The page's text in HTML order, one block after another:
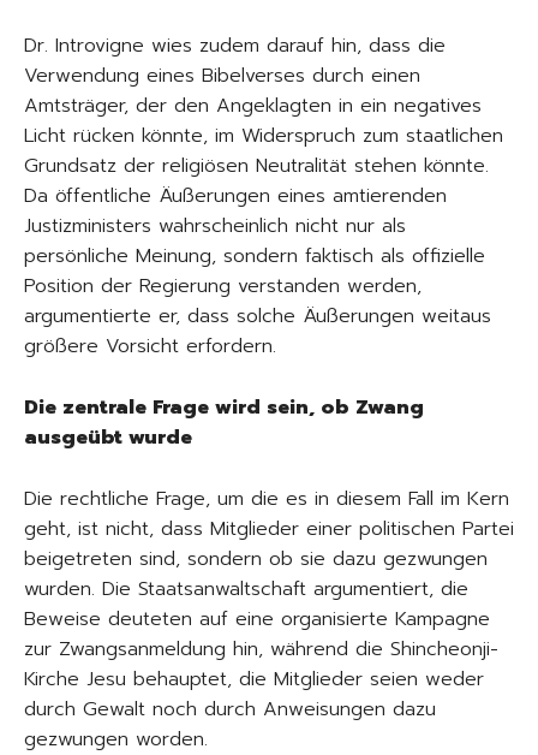
Dr. Introvigne wies zudem darauf hin, dass die
Verwendung eines Bibelverses durch einen
Amtsträger, der den Angeklagten in ein negatives
Licht rücken könnte, im Widerspruch zum staatlichen
Grundsatz der religiösen Neutralität stehen könnte.
Da öffentliche Äußerungen eines amtierenden
Justizministers wahrscheinlich nicht nur als
persönliche Meinung, sondern faktisch als offizielle
Position der Regierung verstanden werden,
argumentierte er, dass solche Äußerungen weitaus
größere Vorsicht erfordern.
Die zentrale Frage wird sein, ob Zwang
ausgeübt wurde
Die rechtliche Frage, um die es in diesem Fall im Kern
geht, ist nicht, dass Mitglieder einer politischen Partei
beigetreten sind, sondern ob sie dazu gezwungen
wurden. Die Staatsanwaltschaft argumentiert, die
Beweise deuteten auf eine organisierte Kampagne
zur Zwangsanmeldung hin, während die Shincheonji-
Kirche Jesu behauptet, die Mitglieder seien weder
durch Gewalt noch durch Anweisungen dazu
gezwungen worden.